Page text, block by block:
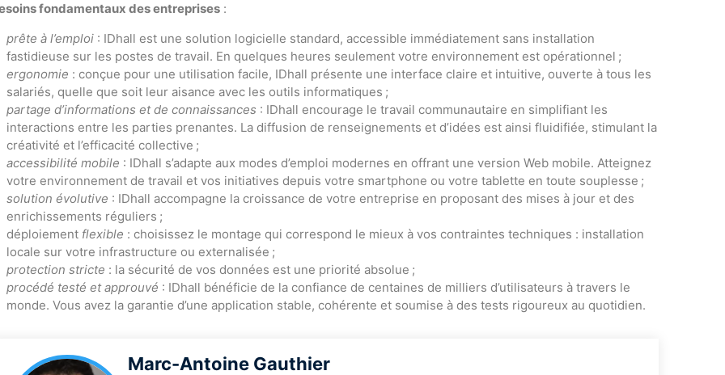
fondamentaux des entreprises :
prête à l’emploi : IDhall est une solution logicielle standard, accessible immédiatement sans installation
fastidieuse sur les postes de travail. En quelques heures seulement votre environnement est opérationnel ;
ergonomie : conçue pour une utilisation facile, IDhall présente une interface claire et intuitive, ouverte à tous les
salariés, quelle que soit leur aisance avec les outils informatiques ;
partage d’informations et de connaissances : IDhall encourage le travail communautaire en simplifiant les
interactions entre les parties prenantes. La diffusion de renseignements et d’idées est ainsi fluidifiée, stimulant la
créativité et l’efficacité collective ;
accessibilité mobile : IDhall s’adapte aux modes d’emploi modernes en offrant une version Web mobile. Atteignez
votre environnement de travail et vos initiatives depuis votre smartphone ou votre tablette en toute souplesse ;
solution évolutive : IDhall accompagne la croissance de votre entreprise en proposant des mises à jour et des
enrichissements réguliers ;
déploiement flexible : choisissez le montage qui correspond le mieux à vos contraintes techniques : installation
locale sur votre infrastructure ou externalisée ;
protection stricte : la sécurité de vos données est une priorité absolue ;
procédé testé et approuvé : IDhall bénéficie de la confiance de centaines de milliers d’utilisateurs à travers le
monde. Vous avez la garantie d’une application stable, cohérente et soumise à des tests rigoureux au quotidien.
Marc-Antoine Gauthier